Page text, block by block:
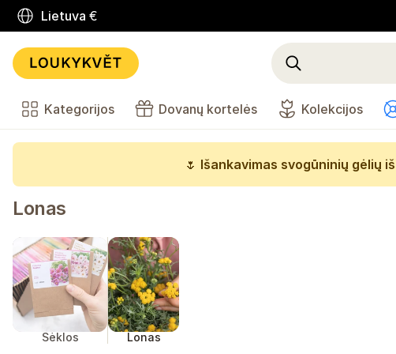
Lietuva €
Kategorijos Dovanų kortelės Kolekcijos
🌷 Išankavimas svogūninių gėlių
Lonas
Sėklos Lonas